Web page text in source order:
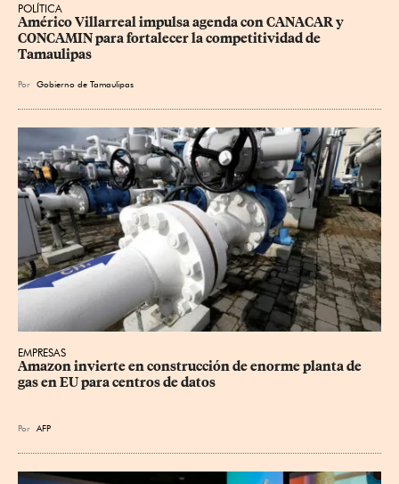
POLÍTICA
Américo Villarreal impulsa agenda con CANACAR y
CONCAMIN para fortalecer la competitividad de
Tamaulipas
Por Gobierno de Tamaulipas
EMPRESAS
Amazon invierte en construcción de enorme planta de
gas en EU para centros de datos
Por AFP